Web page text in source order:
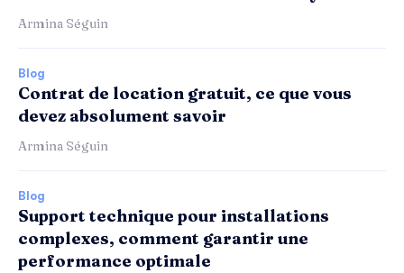
Armina Séguin
Blog
Contrat de location gratuit, ce que vous
devez absolument savoir
Armina Séguin
Blog
Support technique pour installations
complexes, comment garantir une
performance optimale